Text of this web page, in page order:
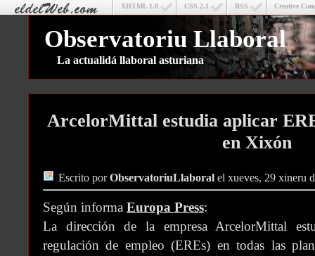
Creative
RSS
CSS 2.1
XHTML 1.0
Observatoriu Llaboral
La actualidá llaboral asturiana
ArcelorMittal estudia aplicar
en Xixón
Escrito porObservatoriuLlaboral el xueves, 29 xineru
Según informa Europa Press:
La dirección de la empresa ArcelorMittal
regulación de empleo (EREs) en todas las